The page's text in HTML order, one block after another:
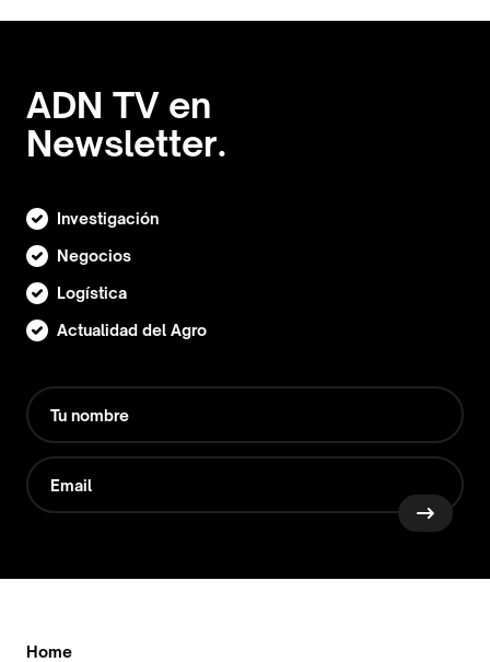
ADN TV en
Newsletter.
Investigación
Negocios
Logística
Actualidad del Agro
Home